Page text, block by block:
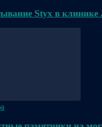
Styx в клинике